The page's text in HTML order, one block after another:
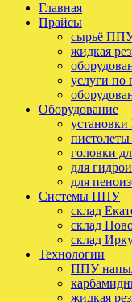
Главная
Прайсы
сырьё
жидкая
услуги по
Оборудование
головки
для
для
Системы ППУ
склад
склад
склад
Технологии
ППУ
жидкая